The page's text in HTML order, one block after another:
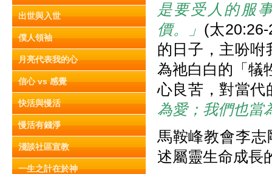
出世與入世
僕人領袖
月亮代表我的心
信心 vs 感覺
快活與慢活
慢活有錢淨
淺談社區宣教
一生之計在於神
是要受人的服
價。」 (太
的日子，主吩咐
為祂白白的「犠
心良苦，對當代
為愛；我們也當
馬鞍峰教會李
述屬靈生命成長